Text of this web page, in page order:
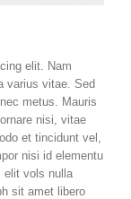
elit. Nam
varius vitae. Sed
metus. Mauris
nisi, vitae
et tincidunt vel,
nisi id elementu
elit vols nulla
sit amet libero